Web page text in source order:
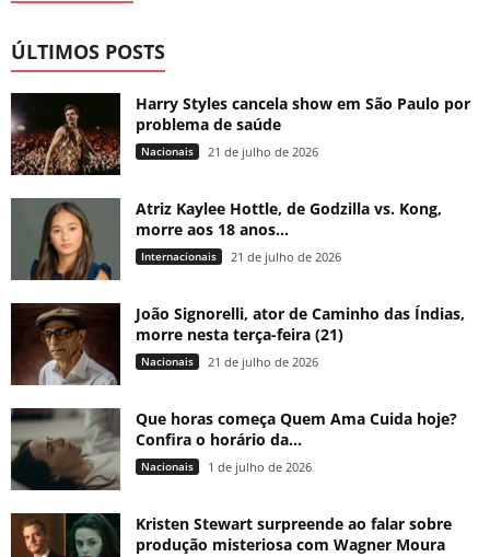
ÚLTIMOS POSTS
Harry Styles cancela show em São Paulo por
problema de saúde
Nacionais 21 de julho de 2026
Atriz Kaylee Hottle, de Godzilla vs. Kong,
morre aos 18 anos...
Internacionais 21 de julho de 2026
João Signorelli, ator de Caminho das Índias,
morre nesta terça-feira (21)
Nacionais 21 de julho de 2026
Que horas começa Quem Ama Cuida hoje?
Confira o horário da...
Nacionais 1 de julho de 2026
Kristen Stewart surpreende ao falar sobre
produção misteriosa com Wagner Moura